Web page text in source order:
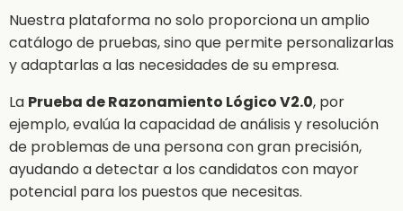
Nuestra plataforma no solo proporciona un amplio
catálogo de pruebas, sino que permite personalizarlas
y adaptarlas a las necesidades de su empresa.
La Prueba de Razonamiento Lógico V2.0, por
ejemplo, evalúa la capacidad de análisis y resolución
de problemas de una persona con gran precisión,
ayudando a detectar a los candidatos con mayor
potencial para los puestos que necesitas.